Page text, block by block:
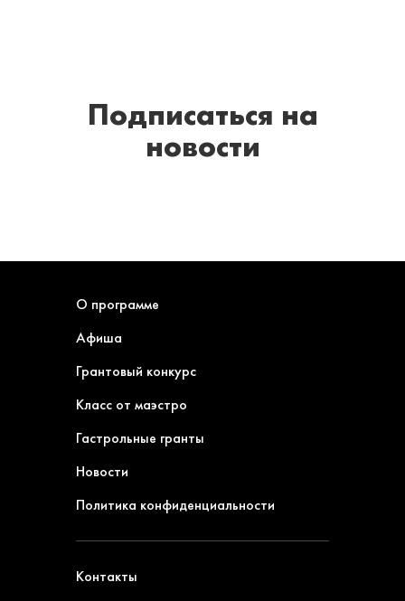
Подписаться на
новости
О программе
Афиша
Грантовый конкурс
Класс от маэстро
Гастрольные гранты
Новости
Политика конфиденциальности
Контакты